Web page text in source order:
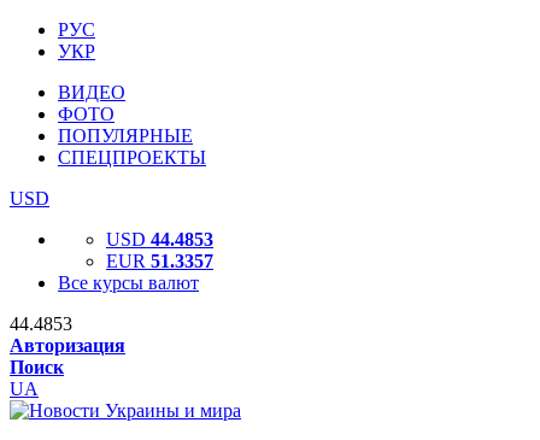
РУС
УКР
ВИДЕО
ФОТО
ПОПУЛЯРНЫЕ
СПЕЦПРОЕКТЫ
USD
USD 44.4853
EUR 51.3357
Все курсы валют
44.4853
Авторизация
Поиск
UA